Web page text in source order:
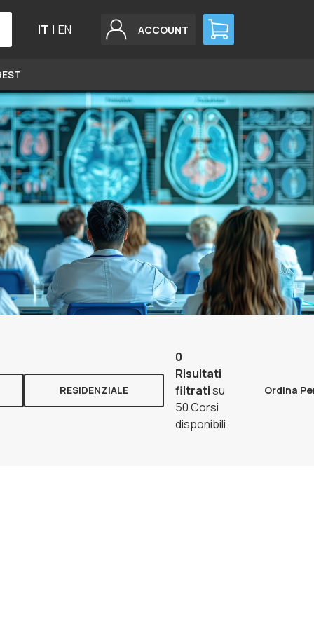
IT | EN ACCOUNT
RESIDENZIALE
0
Risultati
filtratisu
50 Corsi
disponibili
Ordina